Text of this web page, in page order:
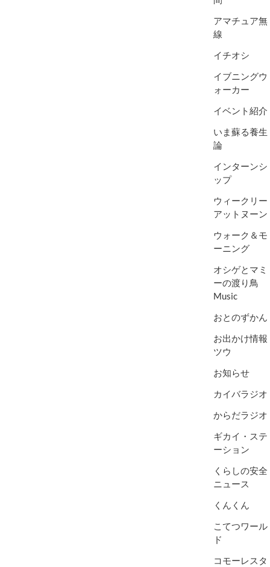
アマチュア無
線
イチオシ
イブニングウ
ォーカー
イベント紹介
いま蘇る養生
論
インターンシ
ップ
ウィークリー
アットヌーン
ウォーク＆モ
ーニング
オシゲとマミ
ーの渡り鳥
Music
おとのずかん
お出かけ情報
ツウ
お知らせ
カイバラジオ
からだラジオ
ギカイ・ステ
ーション
くらしの安全
ニュース
くんくん
こてつワール
ド
コモーレスタ